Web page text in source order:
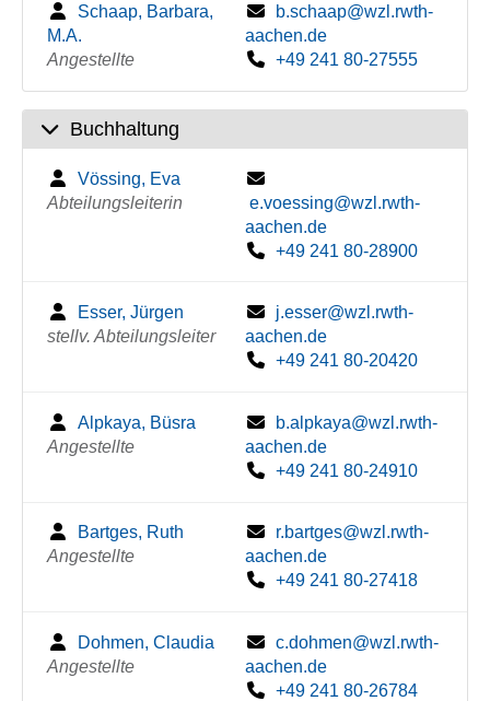
Schaap, Barbara,
M.A.
Angestellte
b.schaap@wzl.rwth-
aachen.de
+49 241 80-27555
Buchhaltung
Vössing, Eva
Abteilungsleiterin
e.voessing@wzl.rwth-
aachen.de
+49 241 80-28900
Esser, Jürgen
stellv. Abteilungsleiter
j.esser@wzl.rwth-
aachen.de
+49 241 80-20420
Alpkaya, Büsra
Angestellte
b.alpkaya@wzl.rwth-
aachen.de
+49 241 80-24910
Bartges, Ruth
Angestellte
r.bartges@wzl.rwth-
aachen.de
+49 241 80-27418
Dohmen, Claudia
Angestellte
c.dohmen@wzl.rwth-
aachen.de
+49 241 80-26784